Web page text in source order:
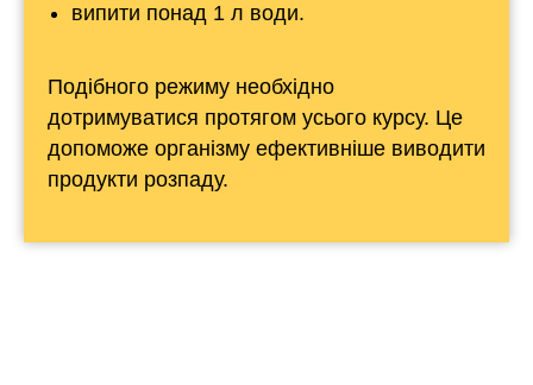
випити понад 1 л води.
Подібного режиму необхідно
дотримуватися протягом усього курсу. Це
допоможе організму ефективніше виводити
продукти розпаду.